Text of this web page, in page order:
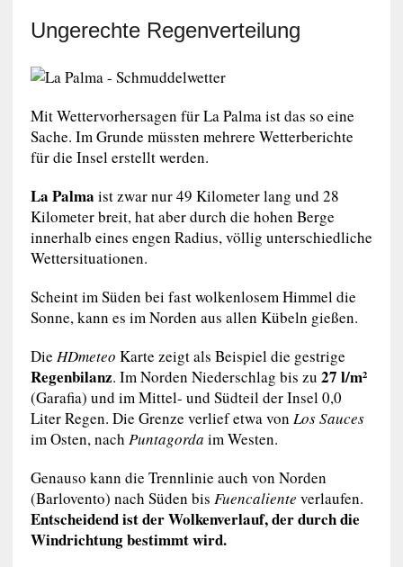
Ungerechte Regenverteilung
Mit Wettervorhersagen für La Palma ist das so eine
Sache. Im Grunde müssten mehrere Wetterberichte
für die Insel erstellt werden.
La Palma ist zwar nur 49 Kilometer lang und 28
Kilometer breit, hat aber durch die hohen Berge
innerhalb eines engen Radius, völlig unterschiedliche
Wettersituationen.
Scheint im Süden bei fast wolkenlosem Himmel die
Sonne, kann es im Norden aus allen Kübeln gießen.
Die HDmeteo Karte zeigt als Beispiel die gestrige
Regenbilanz. Im Norden Niederschlag bis zu 27 l/m²
(Garafia) und im Mittel- und Südteil der Insel 0,0
Liter Regen. Die Grenze verlief etwa von Los Sauces
im Osten, nach Puntagorda im Westen.
Genauso kann die Trennlinie auch von Norden
(Barlovento) nach Süden bis Fuencaliente verlaufen.
Entscheidend ist der Wolkenverlauf, der durch die
Windrichtung bestimmt wird.